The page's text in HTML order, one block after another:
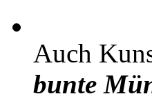
Auch
bunte